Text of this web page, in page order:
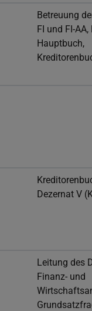
Betreuung
FI und FI-
Hauptbuch,
Dezernat V
Leitung des
Finanz- und